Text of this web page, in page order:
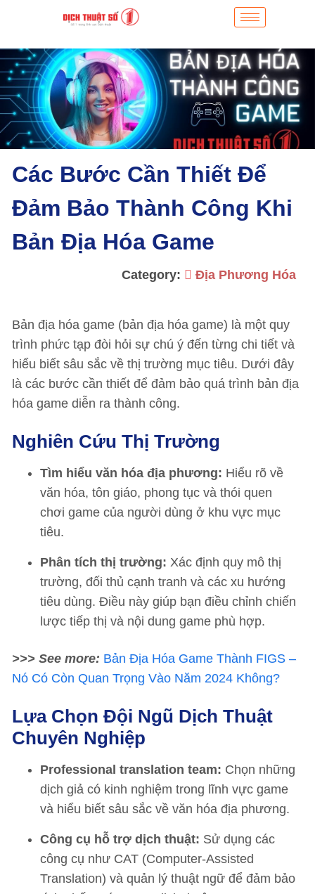
Các Bước Cần Thiết Để
Đảm Bảo Thành Công Khi
Bản Địa Hóa Game
Category: Địa Phương Hóa
Bản địa hóa game (bản địa hóa game) là một quy
trình phức tạp đòi hỏi sự chú ý đến từng chi tiết và
hiểu biết sâu sắc về thị trường mục tiêu. Dưới đây
là các bước cần thiết để đảm bảo quá trình bản địa
hóa game diễn ra thành công.
Nghiên Cứu Thị Trường
Tìm hiểu văn hóa địa phương: Hiểu rõ về
văn hóa, tôn giáo, phong tục và thói quen
chơi game của người dùng ở khu vực mục
tiêu.
Phân tích thị trường: Xác định quy mô thị
trường, đối thủ cạnh tranh và các xu hướng
tiêu dùng. Điều này giúp bạn điều chỉnh chiến
lược tiếp thị và nội dung game phù hợp.
>>> See more: Bản Địa Hóa Game Thành FIGS –
Nó Có Còn Quan Trọng Vào Năm 2024 Không?
Lựa Chọn Đội Ngũ Dịch Thuật
Chuyên Nghiệp
Professional translation team: Chọn những
dịch giả có kinh nghiệm trong lĩnh vực game
và hiểu biết sâu sắc về văn hóa địa phương.
Công cụ hỗ trợ dịch thuật: Sử dụng các
công cụ như CAT (Computer-Assisted
Translation) và quản lý thuật ngữ để đảm bảo